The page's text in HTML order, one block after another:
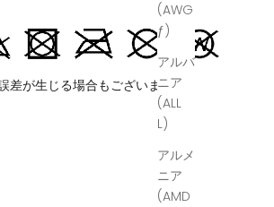
(AWG
ƒ)
アルバ
ニア
(ALL
L)
アルメ
ニア
(AMD
が生じる場合もございます。